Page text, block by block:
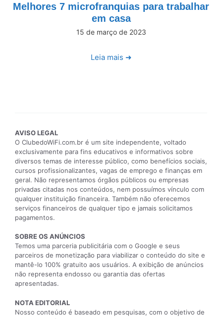
Melhores 7 microfranquias para trabalhar
em casa
15 de março de 2023
Leia mais ➜
AVISO LEGAL
O ClubedoWiFi.com.br é um site independente, voltado
exclusivamente para fins educativos e informativos sobre
diversos temas de interesse público, como benefícios sociais,
cursos profissionalizantes, vagas de emprego e finanças em
geral. Não representamos órgãos públicos ou empresas
privadas citadas nos conteúdos, nem possuímos vínculo com
qualquer instituição financeira. Também não oferecemos
serviços financeiros de qualquer tipo e jamais solicitamos
pagamentos.
SOBRE OS ANÚNCIOS
Temos uma parceria publicitária com o Google e seus
parceiros de monetização para viabilizar o conteúdo do site e
mantê-lo 100% gratuito aos usuários. A exibição de anúncios
não representa endosso ou garantia das ofertas
apresentadas.
NOTA EDITORIAL
Nosso conteúdo é baseado em pesquisas, com o objetivo de